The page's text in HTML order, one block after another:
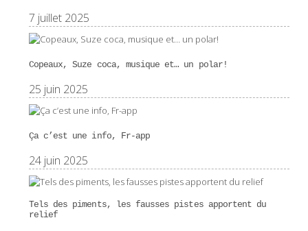
7 juillet 2025
Copeaux, Suze coca, musique et… un polar!
25 juin 2025
Ça c’est une info, Fr-app
24 juin 2025
Tels des piments, les fausses pistes apportent du
relief